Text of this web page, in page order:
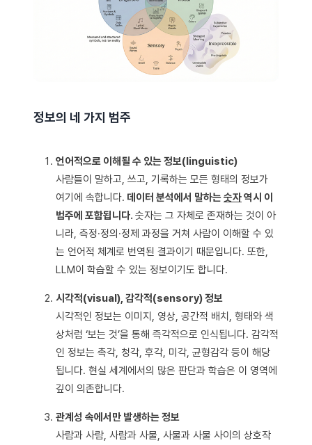
정보의 네 가지 범주
언어적으로 이해될 수 있는 정보(linguistic)
사람들이 말하고, 쓰고, 기록하는 모든 형태의 정보가
여기에 속합니다. 데이터 분석에서 말하는숫자역시 이
범주에 포함됩니다. 숫자는 그 자체로 존재하는 것이 아
니라, 측정·정의·정제 과정을 거쳐 사람이 이해할 수 있
는 언어적 체계로 번역된 결과이기 때문입니다. 또한,
LLM이 학습할 수 있는 정보이기도 합니다.
시각적(visual), 감각적(sensory) 정보
시각적인 정보는 이미지, 영상, 공간적 배치, 형태와 색
상처럼 ‘보는 것’을 통해 즉각적으로 인식됩니다. 감각적
인 정보는 촉각, 청각, 후각, 미각, 균형감각 등이 해당
됩니다. 현실 세계에서의 많은 판단과 학습은 이 영역에
깊이 의존합니다.
관계성 속에서만 발생하는 정보
사람과 사람, 사람과 사물, 사물과 사물 사이의 상호작